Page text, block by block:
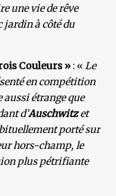
une vie de rêve
jardin à côté du
Couleurs » : «Le
en compétition
aussi étrange que
d’Auschwitzet
porté sur
hors-champ, le
plus pétrifiante